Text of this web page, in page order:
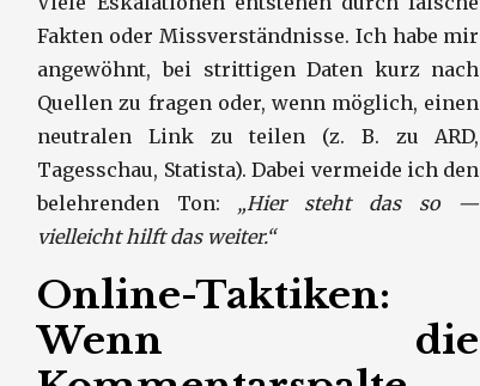
Fakten oder Missverständnisse. Ich habe mir
angewöhnt, bei strittigen Daten kurz nach
Quellen zu fragen oder, wenn möglich, einen
neutralen Link zu teilen (z. B. zu ARD,
Tagesschau, Statista). Dabei vermeide ich den
belehrenden Ton: „Hier steht das so —
vielleicht hilft das weiter.“
Online-Taktiken:
Wenn die